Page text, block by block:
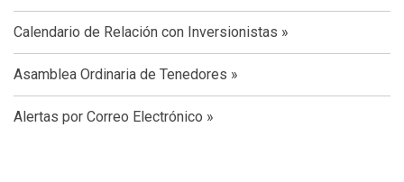
Calendario de Relación con Inversionistas
Asamblea Ordinaria de Tenedores
Alertas por Correo Electrónico